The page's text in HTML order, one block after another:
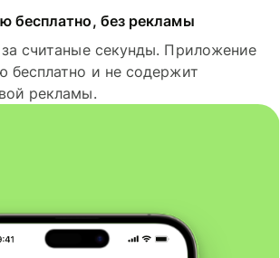
бесплатно, без рекламы
считаные секунды. Приложение
бесплатно и не содержит
рекламы.